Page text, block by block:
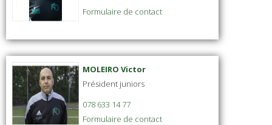
Formulaire de contact
MOLEIRO Victor
Président juniors
078 633 14 77
Formulaire de contact